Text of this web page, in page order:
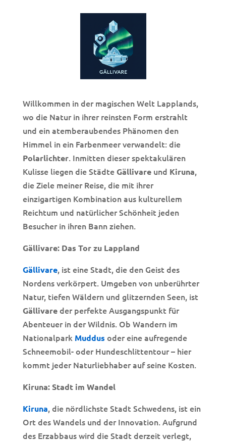
Willkommen in der magischen Welt Lapplands,
wo die Natur in ihrer reinsten Form erstrahlt
und ein atemberaubendes Phänomen den
Himmel in ein Farbenmeer verwandelt: die
Polarlichter. Inmitten dieser spektakulären
Kulisse liegen die StädteGällivareund Kiruna,
die Ziele meiner Reise, die mit ihrer
einzigartigen Kombination aus kulturellem
Reichtum und natürlicher Schönheit jeden
Besucher in ihren Bann ziehen.
Gällivare: Das Tor zu Lappland
Gällivare, ist eine Stadt, die den Geist des
Nordens verkörpert. Umgeben von unberührter
Natur, tiefen Wäldern und glitzernden Seen, ist
Gällivareder perfekte Ausgangspunkt für
Abenteuer in der Wildnis. Ob Wandern im
Nationalpark Muddus oder eine aufregende
Schneemobil- oder Hundeschlittentour – hier
kommt jeder Naturliebhaber auf seine Kosten.
Kiruna: Stadt im Wandel
Kiruna, die nördlichste Stadt Schwedens, ist ein
Ort des Wandels und der Innovation. Aufgrund
des Erzabbaus wird die Stadt derzeit verlegt,